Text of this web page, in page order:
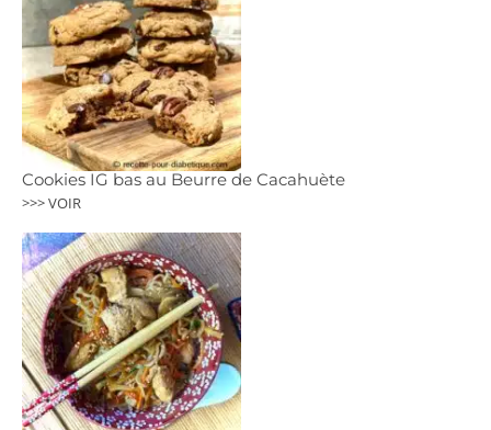
Cookies IG bas au Beurre de Cacahuète
>>> VOIR